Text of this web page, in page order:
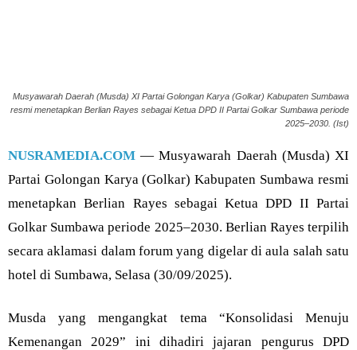
Musyawarah Daerah (Musda) XI Partai Golongan Karya (Golkar) Kabupaten Sumbawa
resmi menetapkan Berlian Rayes sebagai Ketua DPD II Partai Golkar Sumbawa periode
2025–2030. (Ist)
NUSRAMEDIA.COM — Musyawarah Daerah (Musda) XI
Partai Golongan Karya (Golkar) Kabupaten Sumbawa resmi
menetapkan Berlian Rayes sebagai Ketua DPD II Partai
Golkar Sumbawa periode 2025–2030. Berlian Rayes terpilih
secara aklamasi dalam forum yang digelar di aula salah satu
hotel di Sumbawa, Selasa (30/09/2025).
Musda yang mengangkat tema “Konsolidasi Menuju
Kemenangan 2029” ini dihadiri jajaran pengurus DPD